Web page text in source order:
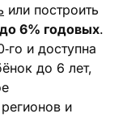
или построить
до 6% годовых.
и доступна
до 6 лет,
и